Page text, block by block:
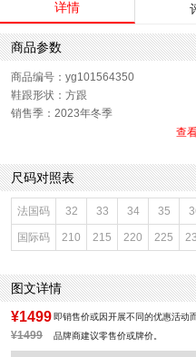
详情
商品参数
商品编号：yg101564350
鞋跟形状：方跟
销售季：2023年冬季
帮面材质：牛皮革
鞋类流行款式：马丁靴
靴筒筒面材质：牛皮革
厂家地址：广东省深圳市
前掌高度：2CM
执行标准：舒适上班鞋Q/LR001-2023
鞋头款式：圆头
鞋面图案：纯色
制鞋工艺：胶贴皮鞋
性别：女子
查
尺码对照表
法国码 32 33 34 35
国际码 210 215 220 225
图文详情
¥1499 即销售价或因开展不同的优惠活动
¥1499 品牌商建议零售价或牌价。